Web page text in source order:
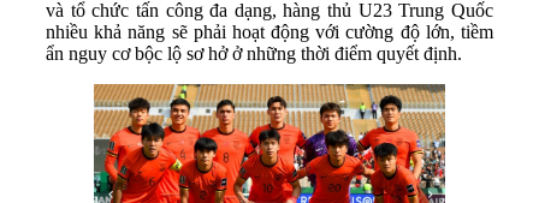
và tổ chức tấn công đa dạng, hàng thủ U23 Trung Quốc
nhiều khả năng sẽ phải hoạt động với cường độ lớn, tiềm
ẩn nguy cơ bộc lộ sơ hở ở những thời điểm quyết định.